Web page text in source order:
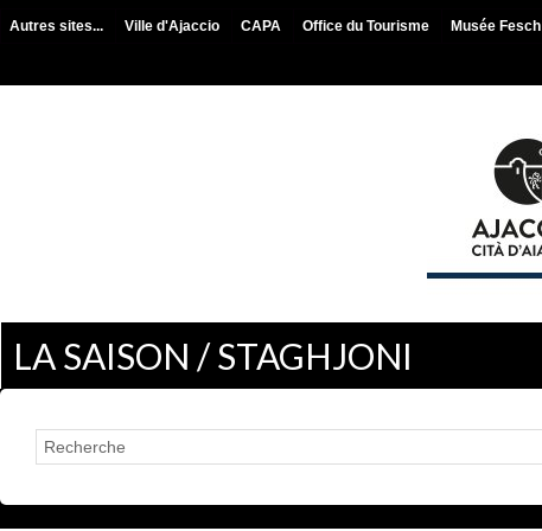
Autres sites... Ville d'Ajaccio CAPA Office du Tourisme Musée Fesch
LA SAISON / STAGHJONI